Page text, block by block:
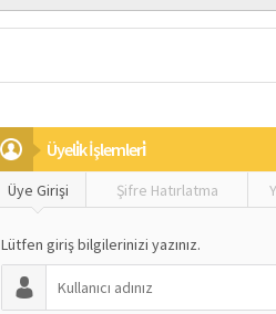
Üyeli̇k İşlemleri̇
Üye Girişi Şifre Hatırlatma
Lütfen giriş bilgilerinizi yazınız.